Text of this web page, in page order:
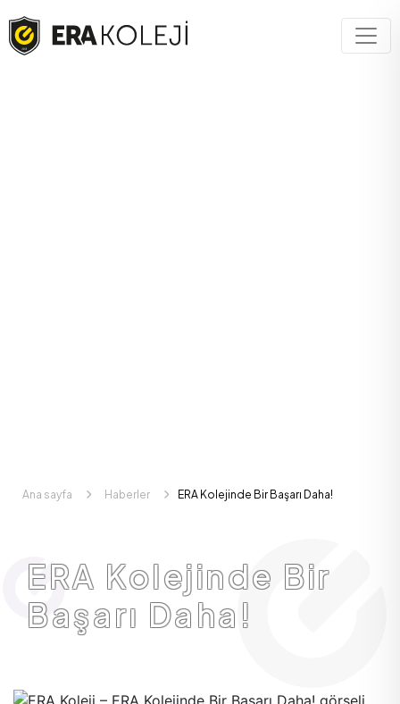
Ana sayfa Haberler ERA Kolejinde Bir Başarı Daha!
ERA Kolejinde Bir
Başarı Daha!